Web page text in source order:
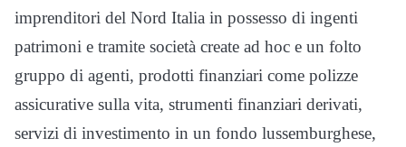
imprenditori del Nord Italia in possesso di ingenti
patrimoni e tramite società create ad hoc e un folto
gruppo di agenti, prodotti finanziari come polizze
assicurative sulla vita, strumenti finanziari derivati,
servizi di investimento in un fondo lussemburghese,